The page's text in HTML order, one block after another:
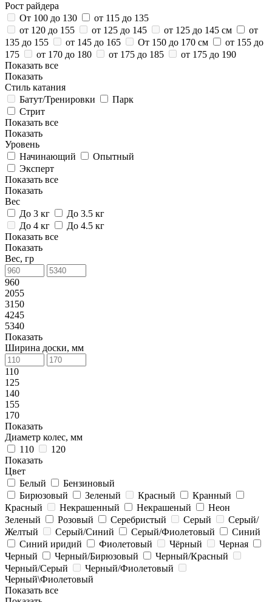
Рост райдера
От 100 до 130
от 115 до 135
от 120 до 155
от 125 до 145 от 125 до 145 см
от
135 до 155
от 145 до 165 От 150 до 170 см
от 155 до
175
от 170 до 180 от 175 до 185
от 175 до 190
Показать все
Показать
Стиль катания
Батут/Тренировки
Парк
Стрит
Показать все
Показать
Уровень
Начинающий
Опытный
Эксперт
Показать все
Показать
Вес
До 3 кг
До 3.5 кг
До 4 кг
До 4.5 кг
Показать все
Показать
Вес, гр
960
2055
3150
4245
5340
Показать
Ширина доски, мм
110
125
140
155
170
Показать
Диаметр колес, мм
110
120
Показать
Цвет
Белый
Бензиновый
Бирюзовый
Зеленый Краcный
Кранный
Красный
Некрашенный Некрашеный
Неон
Зеленый
Розовый Серебристый Серый
Серый/
Желтый
Серый/Синий Серый/Фиолетовый
Синий
Синий иридий
Фиолетовый Чёрный
Черная
Черный
Черный/Бирюзовый
Черный/Красный
Черный/Серый
Черный/Фиолетовый
Черный\Фиолетовый
Показать все